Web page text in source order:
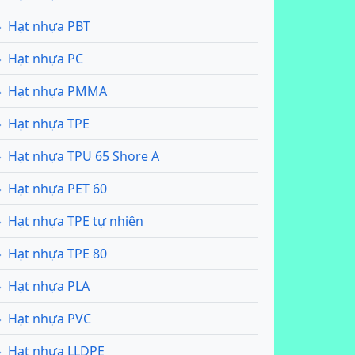
Hạt nhựa PBT
Hạt nhựa PC
Hạt nhựa PMMA
Hạt nhựa TPE
Hạt nhựa TPU 65 Shore A
Hạt nhựa PET 60
Hạt nhựa TPE tự nhiên
Hạt nhựa TPE 80
Hạt nhựa PLA
Hạt nhựa PVC
Hạt nhựa LLDPE